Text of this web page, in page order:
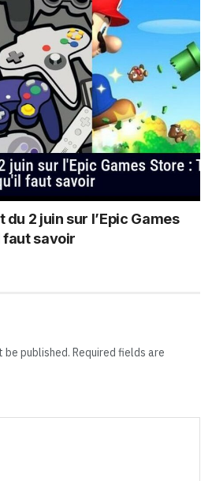
2 juin sur l’Epic Games
faut savoir
be published. Required fields are